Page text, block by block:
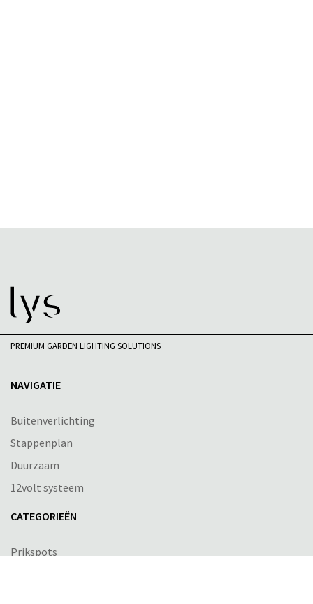
PREMIUM GARDEN LIGHTING SOLUTIONS
NAVIGATIE
Buitenverlichting
Stappenplan
Duurzaam
12volt systeem
CATEGORIEËN
Prikspots